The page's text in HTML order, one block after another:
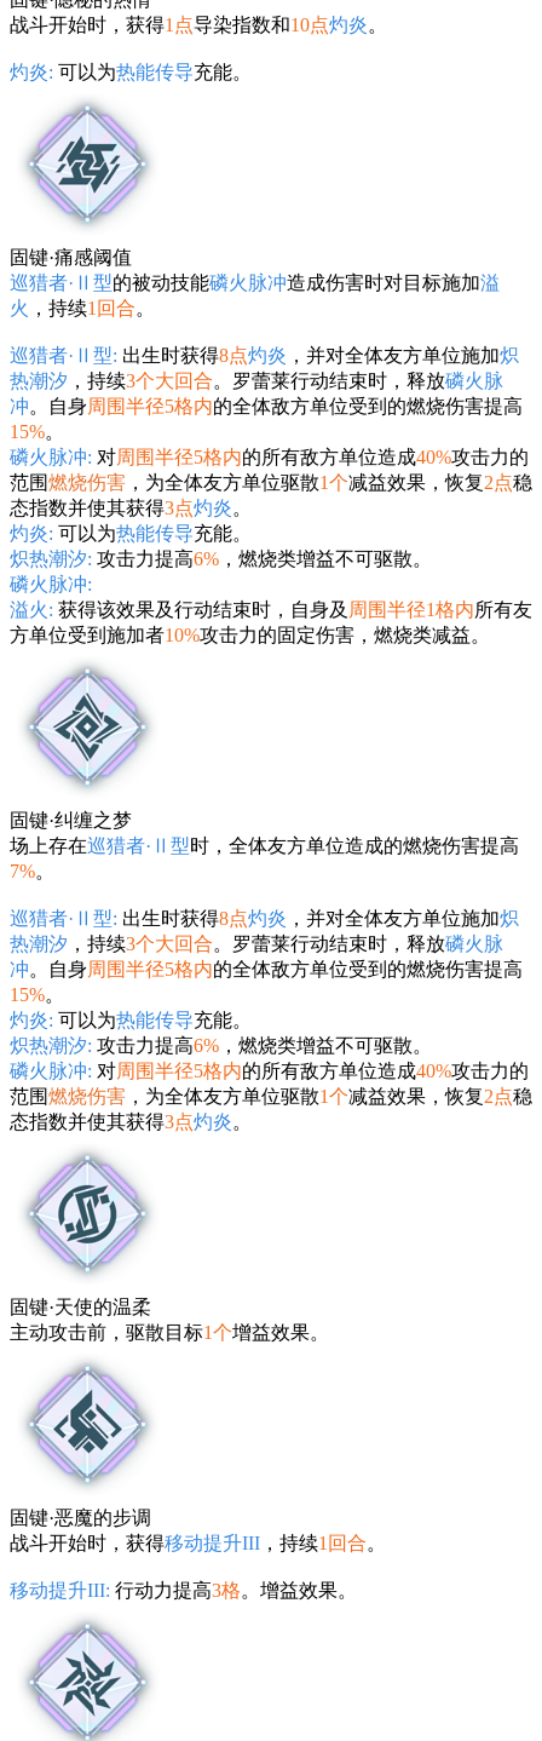
战斗开始时，获得1点导染指数和10点灼炎。
灼炎: 可以为热能传导充能。
固键·痛感阈值
巡猎者·Ⅱ型的被动技能磷火脉冲造成伤害时对目标施加溢
火 ，持续1回合。
巡猎者·Ⅱ型: 出生时获得8点灼炎 ，并对全体友方单位施加炽
热潮汐 ，持续3个大回合。罗蕾莱行动结束时，释放磷火脉
冲。自身周围半径5格内的全体敌方单位受到的燃烧伤害提高
15%。
磷火脉冲: 对周围半径5格内的所有敌方单位造成40%攻击力的
范围燃烧伤害 ，为全体友方单位驱散1个减益效果，恢复2点稳
态指数并使其获得3点灼炎。
灼炎: 可以为热能传导充能。
炽热潮汐: 攻击力提高6% ，燃烧类增益不可驱散。
磷火脉冲:
溢火: 获得该效果及行动结束时，自身及 周围半径1格内所有友
方单位受到施加者10%攻击力的固定伤害，燃烧类减益。
固键·纠缠之梦
场上存在巡猎者·Ⅱ型时，全体友方单位造成的燃烧伤害提高
7%。
巡猎者·Ⅱ型: 出生时获得8点灼炎 ，并对全体友方单位施加炽
热潮汐 ，持续3个大回合。罗蕾莱行动结束时，释放磷火脉
冲。自身周围半径5格内的全体敌方单位受到的燃烧伤害提高
15%。
灼炎: 可以为热能传导充能。
炽热潮汐: 攻击力提高6% ，燃烧类增益不可驱散。
磷火脉冲: 对周围半径5格内的所有敌方单位造成40%攻击力的
范围燃烧伤害 ，为全体友方单位驱散1个减益效果，恢复2点稳
态指数并使其获得3点灼炎。
固键·天使的温柔
主动攻击前，驱散目标1个增益效果。
固键·恶魔的步调
战斗开始时，获得移动提升III ，持续1回合。
移动提升III: 行动力提高3格。增益效果。